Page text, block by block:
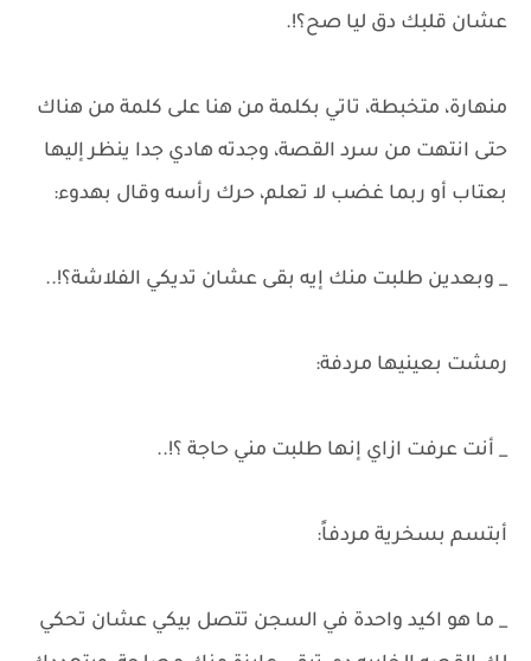
عشان قلبك دق ليا صح؟!.
منهارة، متخبطة، تاتي بكلمة من هنا على كلمة من هناك
حتى انتهت من سرد القصة، وجدته هادي جدا ينظر إليها
بعتاب أو ربما غضب لا تعلم، حرك رأسه وقال بهدوء:
_ وبعدين طلبت منك إيه بقى عشان تديكي الفلاشة؟!..
رمشت بعينيها مردفة:
_ أنت عرفت ازاي إنها طلبت مني حاجة ؟!..
أبتسم بسخرية مردفاً:
_ ما هو اكيد واحدة في السجن تتصل بيكي عشان تحكي